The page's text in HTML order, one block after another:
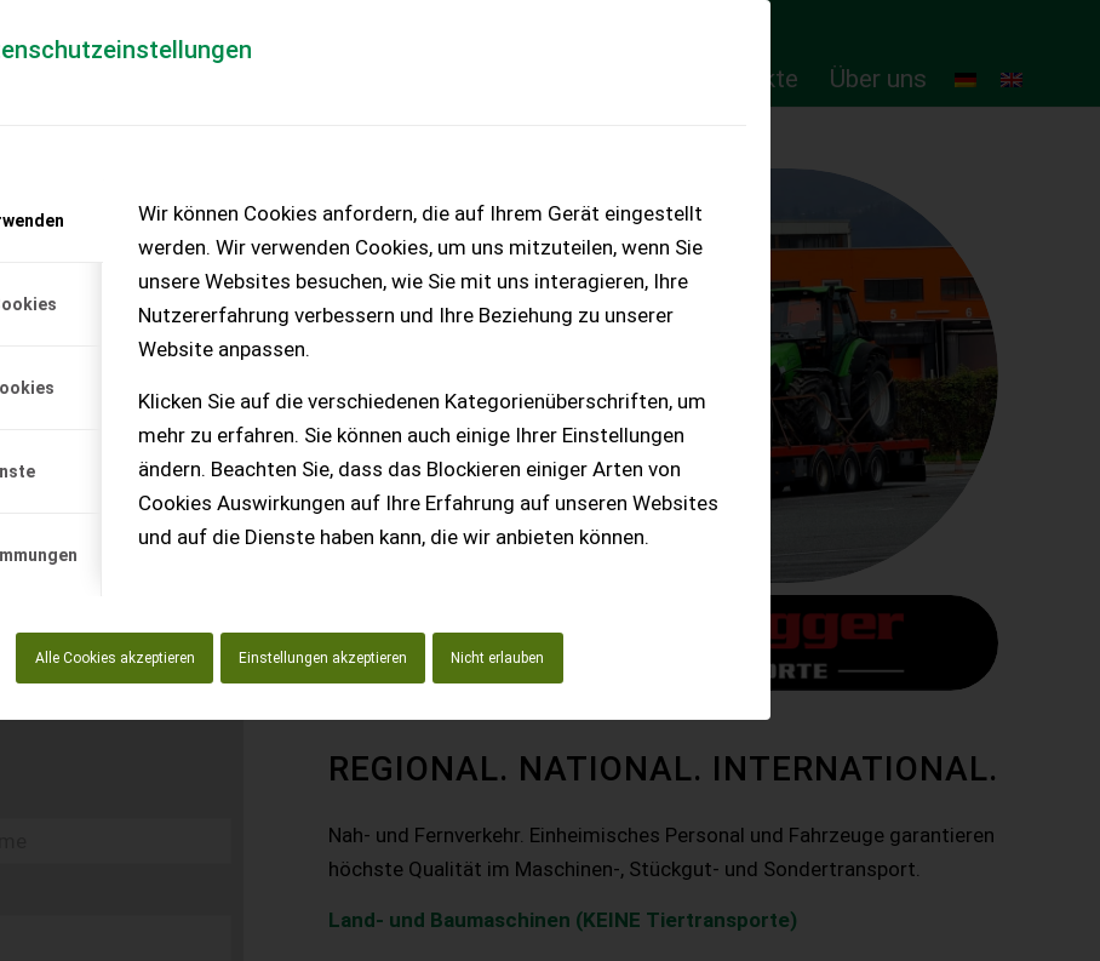
Wir können Cookies anfordern, die auf Ihrem Gerät eingestellt
werden. Wir verwenden Cookies, um uns mitzuteilen, wenn Sie
unsere Websites besuchen, wie Sie mit uns interagieren, Ihre
Nutzererfahrung verbessern und Ihre Beziehung zu unserer
Website anpassen.
Klicken Sie auf die verschiedenen Kategorienüberschriften, um
mehr zu erfahren. Sie können auch einige Ihrer Einstellungen
ändern. Beachten Sie, dass das Blockieren einiger Arten von
Cookies Auswirkungen auf Ihre Erfahrung auf unseren Websites
und auf die Dienste haben kann, die wir anbieten können.
Alle Cookies akzeptieren Einstellungen akzeptieren Nicht erlauben
Online-Produkte Über uns
– KEINE
REGIONAL. NATIONAL. INTERNATIONAL.
Nah- und Fernverkehr. Einheimisches Personal und Fahrzeuge garantieren
höchste Qualität im Maschinen-, Stückgut- und Sondertransport.
Land- und Baumaschinen (KEINE Tiertransporte)